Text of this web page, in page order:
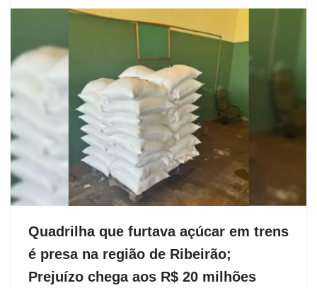
Quadrilha que furtava açúcar em trens
é presa na região de Ribeirão;
Prejuízo chega aos R$ 20 milhões